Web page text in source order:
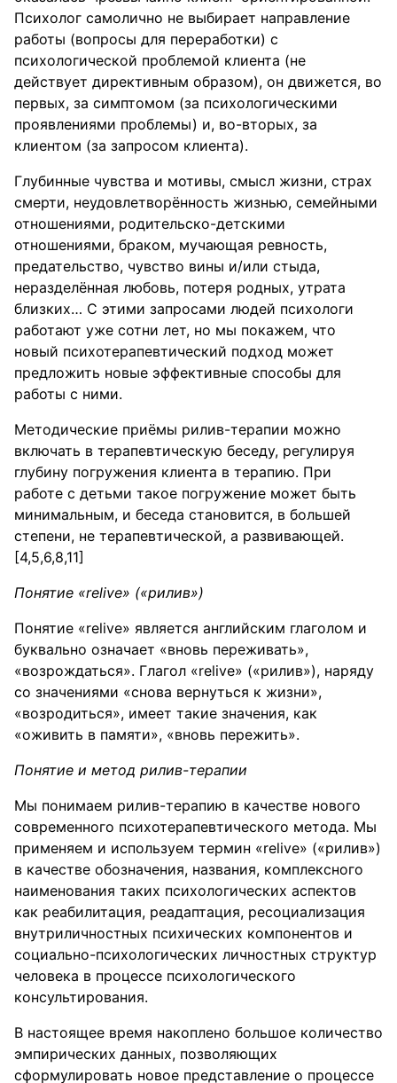
Психолог самолично не выбирает направление
работы (вопросы для переработки) с
психологической проблемой клиента (не
действует директивным образом), он движется, во
первых, за симптомом (за психологическими
проявлениями проблемы) и, во-вторых, за
клиентом (за запросом клиента).
Глубинные чувства и мотивы, смысл жизни, страх
смерти, неудовлетворённость жизнью, семейными
отношениями, родительско-детскими
отношениями, браком, мучающая ревность,
предательство, чувство вины и/или стыда,
неразделённая любовь, потеря родных, утрата
близких… С этими запросами людей психологи
работают уже сотни лет, но мы покажем, что
новый психотерапевтический подход может
предложить новые эффективные способы для
работы с ними.
Методические приёмы рилив-терапии можно
включать в терапевтическую беседу, регулируя
глубину погружения клиента в терапию. При
работе с детьми такое погружение может быть
минимальным, и беседа становится, в большей
степени, не терапевтической, а развивающей.
[4,5,6,8,11]
Понятие «relive» («рилив»)
Понятие «relive» является английским глаголом и
буквально означает «вновь переживать»,
«возрождаться». Глагол «relive» («рилив»), наряду
со значениями «снова вернуться к жизни»,
«возродиться», имеет такие значения, как
«оживить в памяти», «вновь пережить».
Понятие и метод рилив-терапии
Мы понимаем рилив-терапию в качестве нового
современного психотерапевтического метода. Мы
применяем и используем термин «relive» («рилив»)
в качестве обозначения, названия, комплексного
наименования таких психологических аспектов
как реабилитация, реадаптация, ресоциализация
внутриличностных психических компонентов и
социально-психологических личностных структур
человека в процессе психологического
консультирования.
В настоящее время накоплено большое количество
эмпирических данных, позволяющих
сформулировать новое представление о процессе